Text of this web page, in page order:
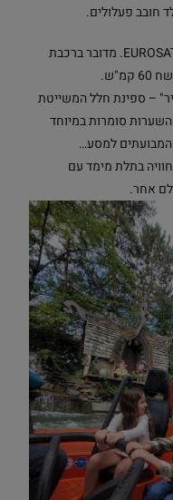
חובב פעלולים.
אחת האטרקציות האהודות כאן היא EUROSAT. מדובר ברכבת
– ספינת חלל המשייטת
סומרות במיוחד
למסע…
בתלת מימד עם